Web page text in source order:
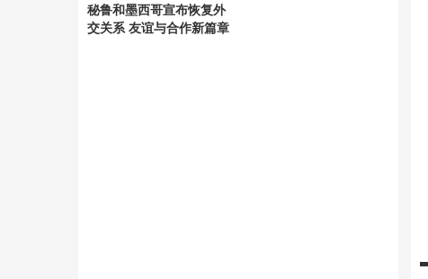
秘鲁和墨西哥宣布恢复外
交关系 友谊与合作新篇章